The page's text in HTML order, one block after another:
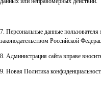
7. Персональные данные
законодательством Российской
8. Администрация сайта вправе
9. Новая Политика